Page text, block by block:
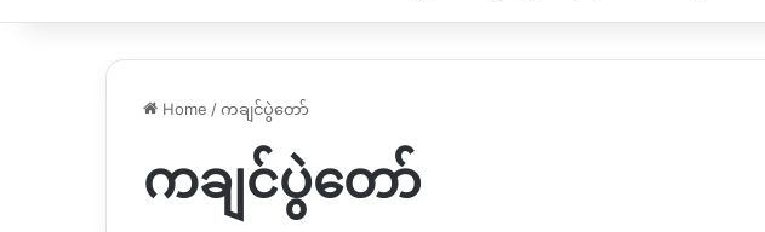
Home /ကချင်ပွဲတော်
ကချင်ပွဲတော်